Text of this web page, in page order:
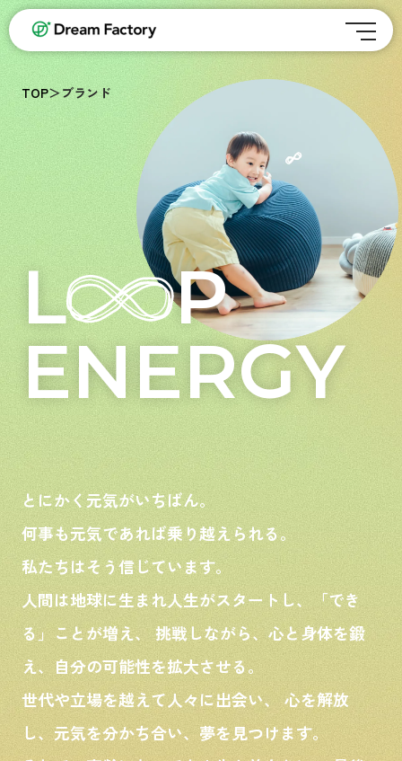
TOP＞ブランド
L
P
ENERGY
とにかく元気がいちばん。
何事も元気であれば乗り越えられる。
私たちはそう信じています。
人間は地球に生まれ人生がスタートし、「でき
る」ことが増え、 挑戦しながら、心と身体を鍛
え、自分の可能性を拡大させる。
世代や立場を越えて人々に出会い、 心を解放
し、元気を分かち合い、夢を見つけます。